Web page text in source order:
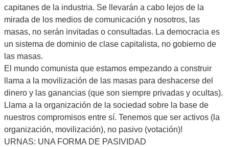
capitanes de la industria. Se llevarán a cabo lejos de la
mirada de los medios de comunicación y nosotros, las
masas, no serán invitadas o consultadas. La democracia es
un sistema de dominio de clase capitalista, no gobierno de
las masas.
El mundo comunista que estamos empezando a construir
llama a la movilización de las masas para deshacerse del
dinero y las ganancias (que son siempre privadas y ocultas).
Llama a la organización de la sociedad sobre la base de
nuestros compromisos entre sí. Tenemos que ser activos (la
organización, movilización), no pasivo (votación)!
URNAS: UNA FORMA DE PASIVIDAD